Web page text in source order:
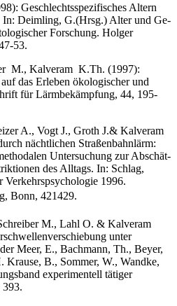
Geschlechtsspezifisches Altern
In: Deimling, G.(Hrsg.) Alter und Ge­
Forschung. Holger
53.
M., Kalveram K.Th. (1997):
das Erleben ökologischer und
für Lärmbekämpfung, 44, 195-
A., Vogt J., Groth J.& Kalveram
nächtlichen Straßenbahnlärm:
Untersuchung zur Abschät­
des Alltags. In: Schlag,
Verkehrspsycho­logie 1996.
Bonn, 421429.
M., Lahl O. & Kalveram
unter
Meer, E., Bachmann, Th., Beyer,
B., Sommer, W., Wandke,
experimen­tell tä­tiger